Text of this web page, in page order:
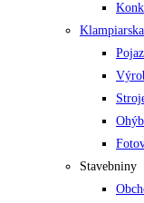
Stavebniny